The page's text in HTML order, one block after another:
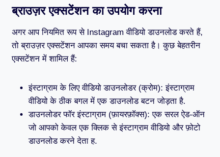
ब्राउज़र एक्सटेंशन का उपयोग करना
अगर आप नियमित रूप से Instagram वीडियो डाउनलोड करते हैं,
तो ब्राउज़र एक्सटेंशन आपका समय बचा सकता है। कुछ बेहतरीन
एक्सटेंशन में शामिल हैं:
इंस्टाग्राम के लिए वीडियो डाउनलोडर (क्रोम): इंस्टाग्राम
वीडियो के ठीक बगल में एक डाउनलोड बटन जोड़ता है.
डाउनलोडर फॉर इंस्टाग्राम (फ़ायरफ़ॉक्स): एक सरल ऐड-ऑन
जो आपको केवल एक क्लिक से इंस्टाग्राम वीडियो और फ़ोटो
डाउनलोड करने देता ह.